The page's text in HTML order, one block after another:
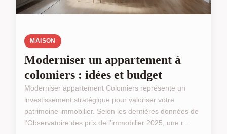
MAISON
Moderniser un appartement à
colomiers : idées et budget
Moderniser appartement Colomiers représente un
investissement stratégique pour valoriser votre
patrimoine immobilier. Selon les dernières données de
l'Observatoire des prix de l'immobilier 2025, une r...